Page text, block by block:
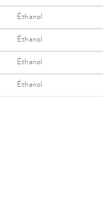
Éthanol
Éthanol
Éthanol
Éthanol